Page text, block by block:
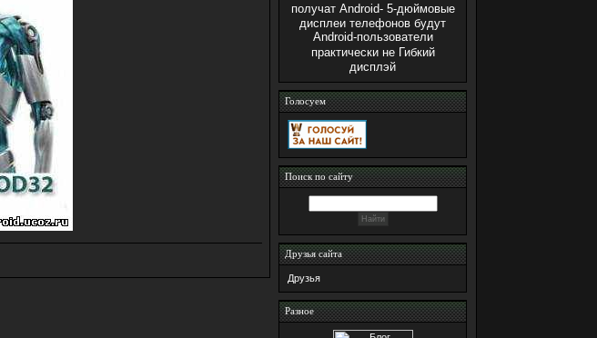
получат Android- 5-дюймовые
дисплеи телефонов будут
Android-пользователи
практически не Гибкий
дисплэй
Голосуем
Поиск по сайту
Друзья сайта
Друзья
Разное